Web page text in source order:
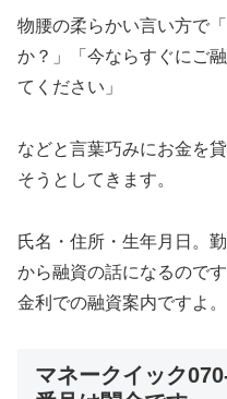
物腰の柔らかい言い方で
か？」「今ならすぐにご
てください」
などと言葉巧みにお金を
そうとしてきます。
氏名・住所・生年月日。
から融資の話になるので
金利での融資案内ですよ。
マネークイック